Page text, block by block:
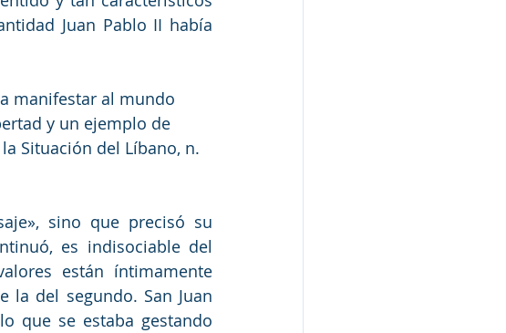
Juan Pablo II había
manifestar al mundo
y un ejemplo de
Situación del Líbano, n.
sino que precisó su
es indisociable del
están íntimamente
la del segundo. San Juan
que se estaba gestando